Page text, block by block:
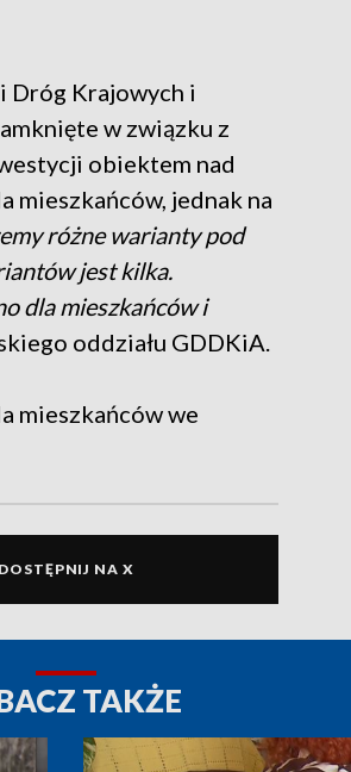
Dróg Krajowych i
w związku z
obiektem nad
mieszkańców, jednak na
różne warianty pod
jest kilka.
dla mieszkańców i
oddziału GDDKiA.
mieszkańców we
NA X
TAKŻE